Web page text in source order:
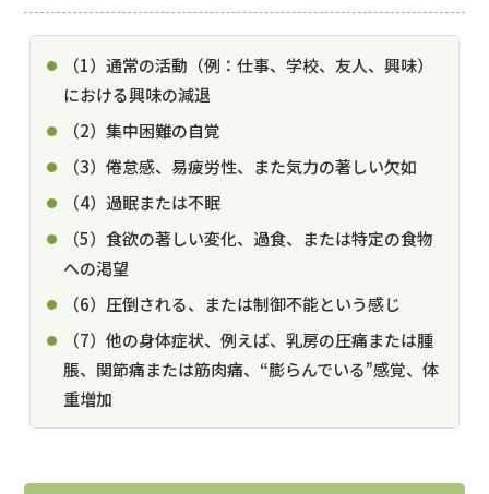
（1）通常の活動（例：仕事、学校、友人、興味）
における興味の減退
（2）集中困難の自覚
（3）倦怠感、易疲労性、また気力の著しい欠如
（4）過眠または不眠
（5）食欲の著しい変化、過食、または特定の食物
への渇望
（6）圧倒される、または制御不能という感じ
（7）他の身体症状、例えば、乳房の圧痛または腫
脹、関節痛または筋肉痛、“膨らんでいる”感覚、体
重増加